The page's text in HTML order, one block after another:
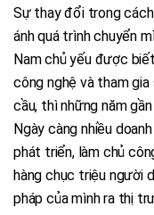
Sự thay đổi trong
ánh quá trình chuyển
Nam chủ yếu được
công nghệ và tham
cầu, thì những năm
Ngày càng nhiều
phát triển, làm chủ
hàng chục triệu người
pháp của mình ra thị